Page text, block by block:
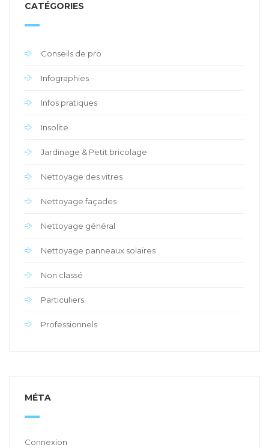
CATÉGORIES
Conseils de pro
Infographies
Infos pratiques
Insolite
Jardinage & Petit bricolage
Nettoyage des vitres
Nettoyage façades
Nettoyage général
Nettoyage panneaux solaires
Non classé
Particuliers
Professionnels
MÉTA
Connexion